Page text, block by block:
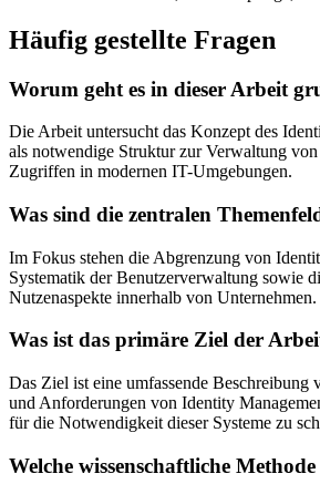
Häufig gestellte Fragen
Worum geht es in dieser Arbeit
Die Arbeit untersucht das Konzept des
als notwendige Struktur zur Verwaltung
Zugriffen in modernen IT-Umgebungen.
Was sind die zentralen
Im Fokus stehen die Abgrenzung von
Systematik der Benutzerverwaltung sowie
Nutzenaspekte innerhalb von Unternehmen.
Was ist das primäre Ziel der
Das Ziel ist eine umfassende Beschreibung
und Anforderungen von Identity
für die Notwendigkeit dieser Systeme zu
Welche wissenschaftliche